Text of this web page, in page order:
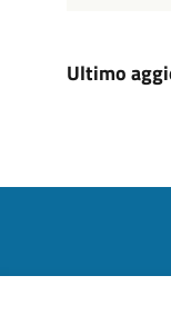
Ultimo